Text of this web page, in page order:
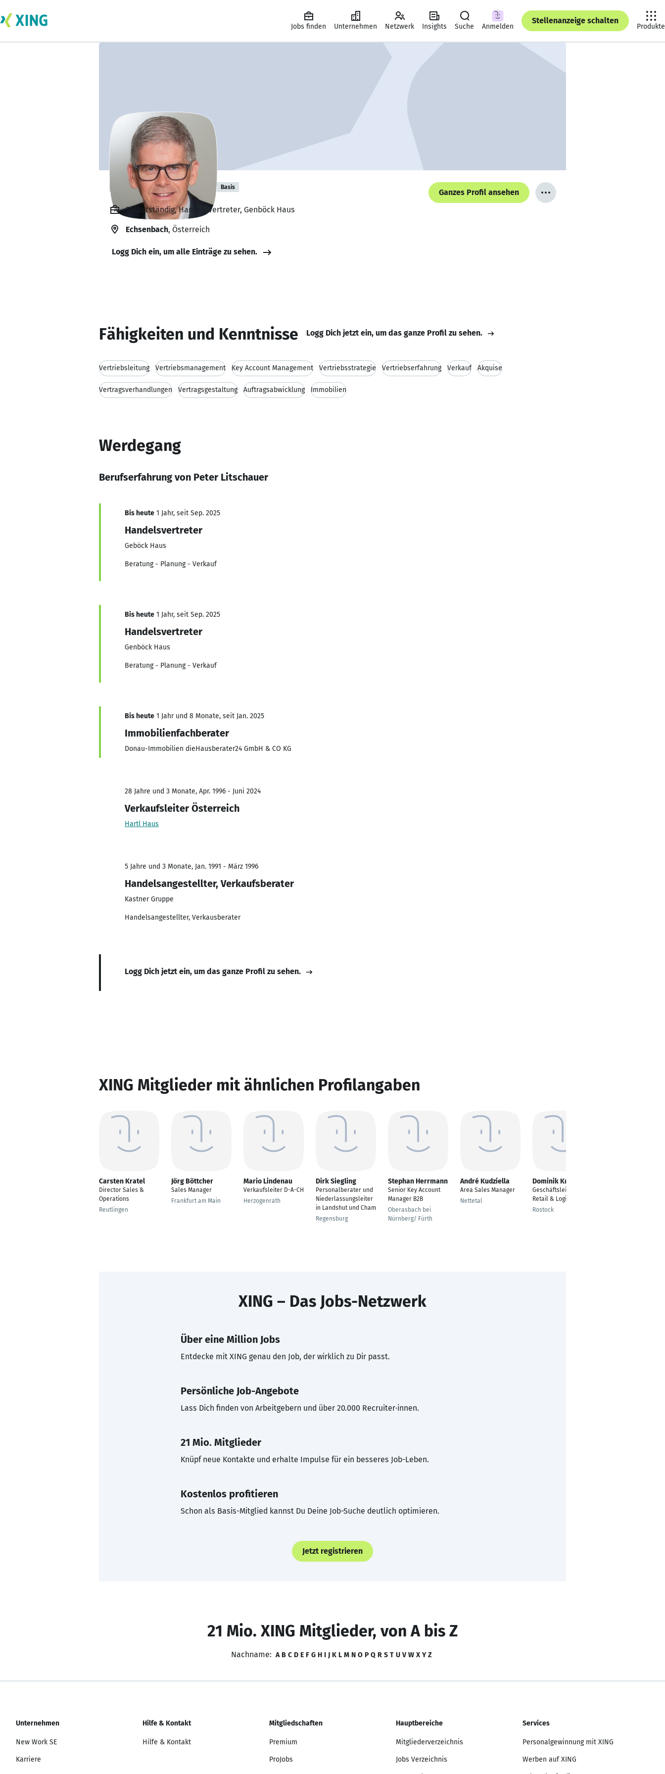
Jobs finden Unternehmen Netzwerk Insights Suche Anmelden
Stellenanzeige schalten
Produkte
Peter Litschauer Basis
Ganzes Profil ansehen
Selbstständig, Handelsvertreter, Genböck Haus
Echsenbach, Österreich
Logg Dich ein, um alle Einträge zu sehen.
Fähigkeiten und Kenntnisse Logg Dich jetzt ein, um das ganze Profil zu sehen.
Vertriebsleitung Vertriebsmanagement Key Account Management Vertriebsstrategie Vertriebserfahrung Verkauf Akquise
Vertragsverhandlungen Vertragsgestaltung Auftragsabwicklung Immobilien
Werdegang
Berufserfahrung von Peter Litschauer
Bis heute 1 Jahr, seit Sep. 2025
Handelsvertreter
Geböck Haus
Beratung - Planung - Verkauf
Bis heute 1 Jahr, seit Sep. 2025
Handelsvertreter
Genböck Haus
Beratung - Planung - Verkauf
Bis heute 1 Jahr und 8 Monate, seit Jan. 2025
Immobilienfachberater
Donau-Immobilien dieHausberater24 GmbH & CO KG
28 Jahre und 3 Monate, Apr. 1996 - Juni 2024
Verkaufsleiter Österreich
Hartl Haus
5 Jahre und 3 Monate, Jan. 1991 - März 1996
Handelsangestellter, Verkaufsberater
Kastner Gruppe
Handelsangestellter, Verkausberater
Logg Dich jetzt ein, um das ganze Profil zu sehen.
XING Mitglieder mit ähnlichen Profilangaben
Carsten Kratel
Director Sales &
Operations
Reutlingen
Jörg Böttcher
Sales Manager
Frankfurt am Main
Mario Lindenau
Verkaufsleiter D-A-CH
Herzogenrath
Dirk Siegling
Personalberater und
Niederlassungsleiter
in Landshut und Cham
Regensburg
Stephan Herrmann
Senior Key Account
Manager B2B
Oberasbach bei
Nürnberg/ Fürth
André Kudziella
Area Sales Manager
Nettetal
Dominik Kraus
Geschäftsleitung
Retail & Logistik
Rostock
XING – Das Jobs-Netzwerk
Über eine Million Jobs
Entdecke mit XING genau den Job, der wirklich zu Dir passt.
Persönliche Job-Angebote
Lass Dich finden von Arbeitgebern und über 20.000 Recruiter·innen.
21 Mio. Mitglieder
Knüpf neue Kontakte und erhalte Impulse für ein besseres Job-Leben.
Kostenlos profitieren
Schon als Basis-Mitglied kannst Du Deine Job-Suche deutlich optimieren.
Jetzt registrieren
21 Mio. XING Mitglieder, von A bis Z
Nachname: A B C D E F G H I J K L M N O P Q R S T U V W X Y Z
Unternehmen
New Work SE
Karriere
Hilfe & Kontakt
Hilfe & Kontakt
Mitgliedschaften
Premium
ProJobs
Hauptbereiche
Mitgliederverzeichnis
Jobs Verzeichnis
Services
Personalgewinnung mit XING
Werben auf XING